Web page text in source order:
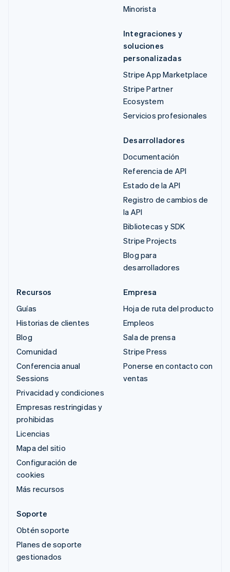
Minorista
Integraciones y
soluciones
personalizadas
Stripe App Marketplace
Stripe Partner
Ecosystem
Servicios profesionales
Desarrolladores
Documentación
Referencia de API
Estado de la API
Registro de cambios de
la API
Bibliotecas y SDK
Stripe Projects
Blog para
desarrolladores
Recursos
Guías
Historias de clientes
Blog
Comunidad
Conferencia anual
Sessions
Privacidad y condiciones
Empresas restringidas y
prohibidas
Licencias
Mapa del sitio
Configuración de
cookies
Más recursos
Empresa
Hoja de ruta del producto
Empleos
Sala de prensa
Stripe Press
Ponerse en contacto con
ventas
Soporte
Obtén soporte
Planes de soporte
gestionados